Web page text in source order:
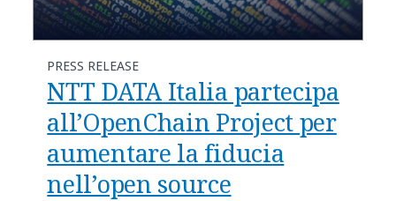
PRESS RELEASE
NTT DATA Italia partecipa
all’OpenChain Project per
aumentare la fiducia
nell’open source